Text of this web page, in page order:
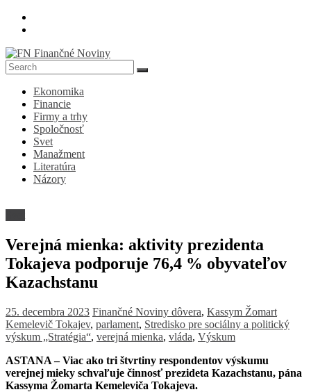
Skip
FN
Finančné
Noviny
Denník
ekonomike
spoločnosti
Ekonomika
Financie
Firmy a trhy
Spoločnosť
Svet
Manažment
Literatúra
Názory
Verejná mienka: aktivity prezidenta
Tokajeva podporuje 76,4 % obyvateľov
Kazachstanu
25. decembra 2023 Finančné Noviny dôvera, Kassym Žomart
Kemelevič Tokajev, parlament, Stredisko pre sociálny a politický
výskum „Stratégia“, verejná mienka, vláda, Výskum
ASTANA – Viac ako tri štvrtiny respondentov výskumu
verejnej mieky schvaľuje činnosť prezideta Kazachstanu, pána
Kassyma Žomarta Kemeleviča Tokajeva.